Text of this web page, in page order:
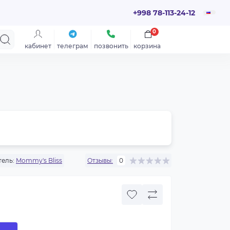
+998 78-113-24-12
кабинет телеграм позвонить корзина
0
Mommy's Bliss Отзывы: 0